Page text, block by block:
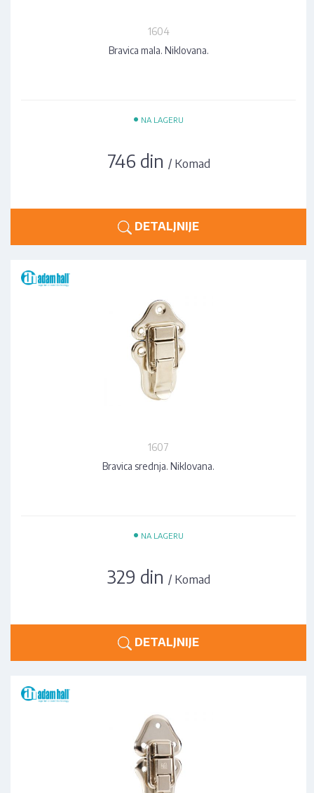
1604
Bravica mala. Niklovana.
• NA LAGERU
746 din / Komad
DETALJNIJE
1607
Bravica srednja. Niklovana.
• NA LAGERU
329 din / Komad
DETALJNIJE